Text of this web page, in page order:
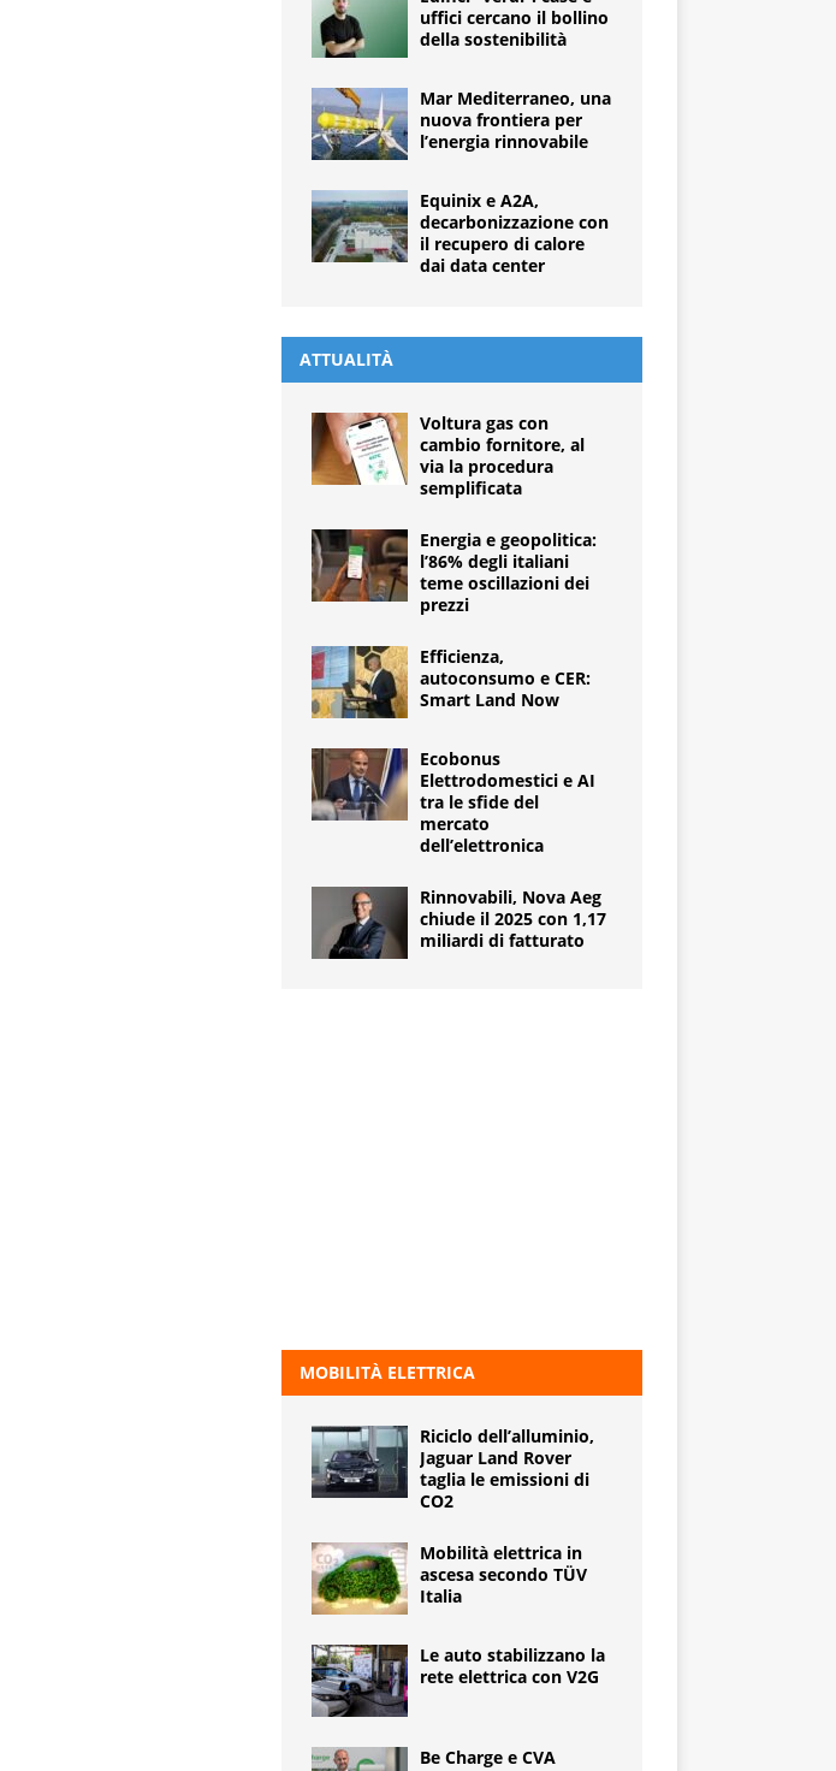
uffici cercano il bollino
della sostenibilità
Mar Mediterraneo, una
nuova frontiera per
l’energia rinnovabile
Equinix e A2A,
decarbonizzazione con
il recupero di calore
dai data center
ATTUALITÀ
Voltura gas con
cambio fornitore, al
via la procedura
semplificata
Energia e geopolitica:
l’86% degli italiani
teme oscillazioni dei
prezzi
Efficienza,
autoconsumo e CER:
Smart Land Now
Ecobonus
Elettrodomestici e AI
tra le sfide del
mercato
dell’elettronica
Rinnovabili, Nova Aeg
chiude il 2025 con 1,17
miliardi di fatturato
MOBILITÀ ELETTRICA
Riciclo dell’alluminio,
Jaguar Land Rover
taglia le emissioni di
CO2
Mobilità elettrica in
ascesa secondo TÜV
Italia
Le auto stabilizzano la
rete elettrica con V2G
Be Charge e CVA